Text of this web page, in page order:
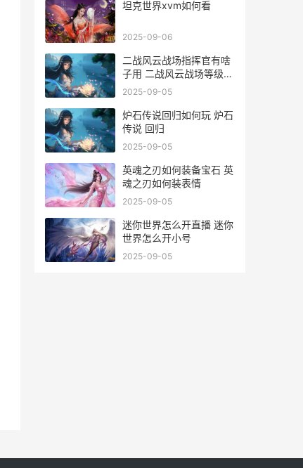
坦克世界xvm如何看
2025-09-06
二战风云战场指挥官有啥
子用 二战风云战场等级提
升技巧
2025-09-05
炉石传说回归如何玩 炉石
传说 回归
2025-09-05
英魂之刃如何装备宝石 英
魂之刃如何装表情
2025-09-05
迷你世界怎么开直播 迷你
世界怎么开小号
2025-09-05